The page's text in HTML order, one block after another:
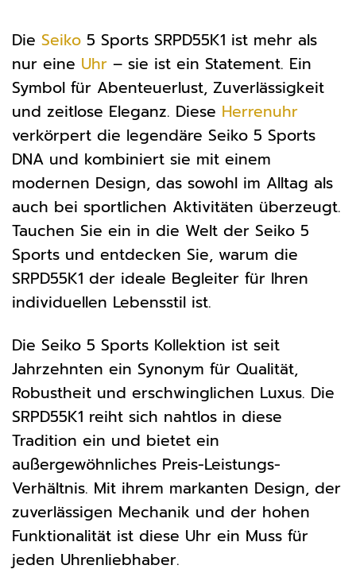
Die Seiko 5 Sports SRPD55K1 ist mehr als
nur eine Uhr – sie ist ein Statement. Ein
Symbol für Abenteuerlust, Zuverlässigkeit
und zeitlose Eleganz. Diese Herrenuhr
verkörpert die legendäre Seiko 5 Sports
DNA und kombiniert sie mit einem
modernen Design, das sowohl im Alltag als
auch bei sportlichen Aktivitäten überzeugt.
Tauchen Sie ein in die Welt der Seiko 5
Sports und entdecken Sie, warum die
SRPD55K1 der ideale Begleiter für Ihren
individuellen Lebensstil ist.
Die Seiko 5 Sports Kollektion ist seit
Jahrzehnten ein Synonym für Qualität,
Robustheit und erschwinglichen Luxus. Die
SRPD55K1 reiht sich nahtlos in diese
Tradition ein und bietet ein
außergewöhnliches Preis-Leistungs-
Verhältnis. Mit ihrem markanten Design, der
zuverlässigen Mechanik und der hohen
Funktionalität ist diese Uhr ein Muss für
jeden Uhrenliebhaber.